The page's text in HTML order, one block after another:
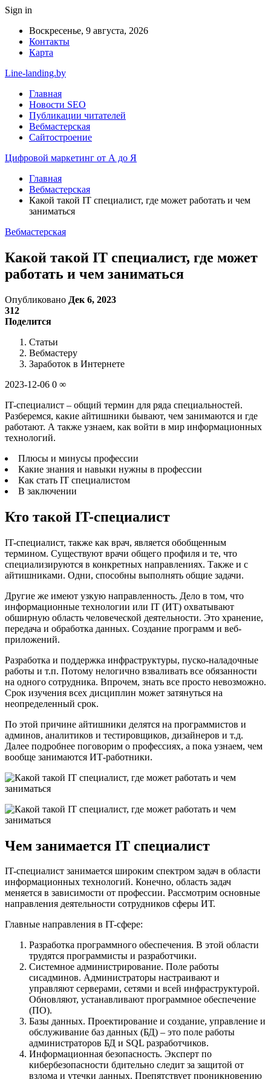
Sign in
Воскресенье, 9 августа, 2026
Контакты
Карта
Line-landing.by
Главная
Новости SEO
Публикации читателей
Вебмастерская
Сайтостроение
Цифровой маркетинг от А до Я
Главная
Вебмастерская
Какой такой IT специалист, где может работать и чем
заниматься
Вебмастерская
Какой такой IT специалист, где может
работать и чем заниматься
Опубликовано Дек 6, 2023
312
Поделится
Статьи
Вебмастеру
Заработок в Интернете
2023-12-06 0 ∞
IT-специалист – общий термин для ряда специальностей.
Разберемся, какие айтишники бывают, чем занимаются и где
работают. А также узнаем, как войти в мир информационных
технологий.
Плюсы и минусы профессии
Какие знания и навыки нужны в профессии
Как стать IT специалистом
В заключении
Кто такой IT-специалист
IT-специалист, также как врач, является обобщенным
термином. Существуют врачи общего профиля и те, что
специализируются в конкретных направлениях. Также и с
айтишниками. Одни, способны выполнять общие задачи.
Другие же имеют узкую направленность. Дело в том, что
информационные технологии или IT (ИТ) охватывают
обширную область человеческой деятельности. Это хранение,
передача и обработка данных. Создание программ и веб-
приложений.
Разработка и поддержка инфраструктуры, пуско-наладочные
работы и т.п. Потому нелогично взваливать все обязанности
на одного сотрудника. Впрочем, знать все просто невозможно.
Срок изучения всех дисциплин может затянуться на
неопределенный срок.
По этой причине айтишники делятся на программистов и
админов, аналитиков и тестировщиков, дизайнеров и т.д.
Далее подробнее поговорим о профессиях, а пока узнаем, чем
вообще занимаются ИТ-работники.
Чем занимается IT специалист
IT-специалист занимается широким спектром задач в области
информационных технологий. Конечно, область задач
меняется в зависимости от профессии. Рассмотрим основные
направления деятельности сотрудников сферы ИТ.
Главные направления в IT-сфере:
Разработка программного обеспечения. В этой области
трудятся программисты и разработчики.
Системное администрирование. Поле работы
сисадминов. Администраторы настраивают и
управляют серверами, сетями и всей инфраструктурой.
Обновляют, устанавливают программное обеспечение
(ПО).
Базы данных. Проектирование и создание, управление и
обслуживание баз данных (БД) – это поле работы
администраторов БД и SQL разработчиков.
Информационная безопасность. Эксперт по
кибербезопасности бдительно следит за защитой от
взлома и утечки данных. Препятствует проникновению